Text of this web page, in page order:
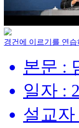
경건에 이르기를 연습
본문 :
일자 :
설교